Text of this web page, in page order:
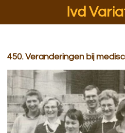
hoofdinhoud
Ivd
450. Veranderingen bij